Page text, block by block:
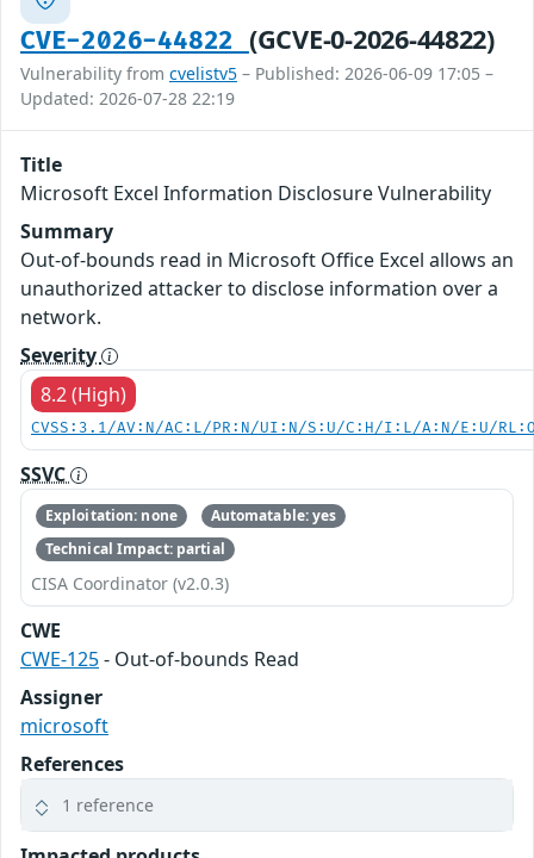
CVE-2026-44822 (GCVE-0-2026-44822)
Vulnerability from cvelistv5 – Published: 2026-06-09 17:05 –
Updated: 2026-07-28 22:19
Title
Microsoft Excel Information Disclosure Vulnerability
Summary
Out-of-bounds read in Microsoft Office Excel allows an
unauthorized attacker to disclose information over a
network.
Severity
8.2 (High)
CVSS:3.1/AV:N/AC:L/PR:N/UI:N/S:U/C:H/I:L/A:N/E:U/
SSVC
Exploitation: none
Automatable: yes
Technical Impact: partial
CISA Coordinator (v2.0.3)
CWE
CWE-125- Out-of-bounds Read
Assigner
microsoft
References
1 reference